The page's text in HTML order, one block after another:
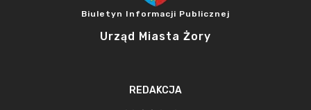
Biuletyn Informacji Publicznej
Urząd Miasta Żory
REDAKCJA